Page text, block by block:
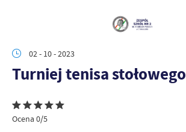
02 - 10 - 2023
Turniej tenisa stołowego
Ocena 0/5